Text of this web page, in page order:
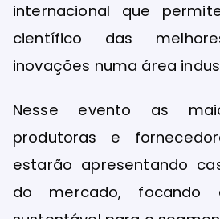
internacional que
científico das
inovações numa área
Nesse evento as
produtoras e
estarão apresentando
do mercado,